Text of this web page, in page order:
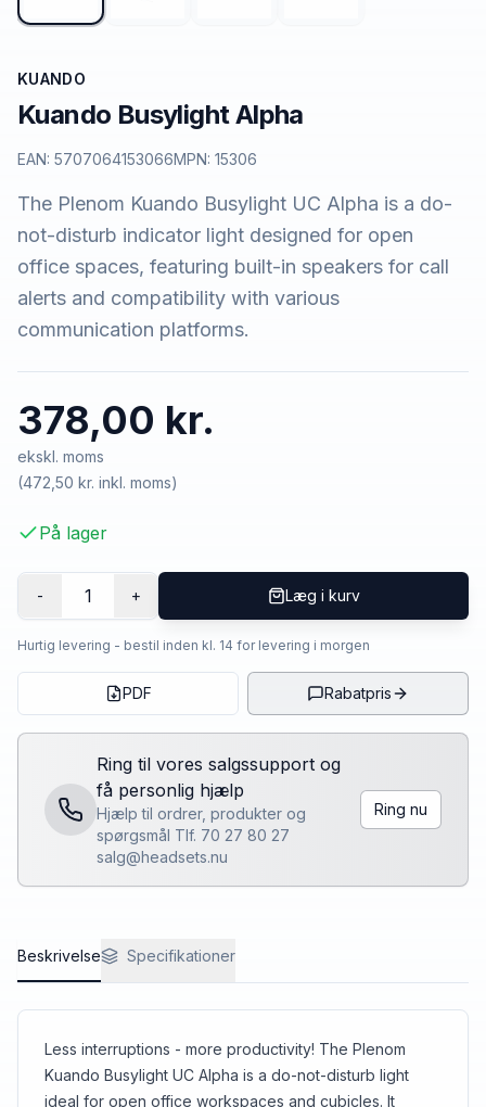
KUANDO
Kuando Busylight Alpha
EAN: 5707064153066MPN: 15306
The Plenom Kuando Busylight UC Alpha is a do-
not-disturb indicator light designed for open
office spaces, featuring built-in speakers for call
alerts and compatibility with various
communication platforms.
378,00 kr.
ekskl. moms
(472,50 kr. inkl. moms)
På lager
- 1 + Læg i kurv
Hurtig levering - bestil inden kl. 14 for levering i morgen
PDF Rabatpris
Ring til vores salgssupport og
få personlig hjælp
Hjælp til ordrer, produkter og
spørgsmål Tlf. 70 27 80 27
salg@headsets.nu
Ring nu
Beskrivelse Specifikationer
Less interruptions - more productivity! The Plenom
Kuando Busylight UC Alpha is a do-not-disturb light
ideal for open office workspaces and cubicles. It